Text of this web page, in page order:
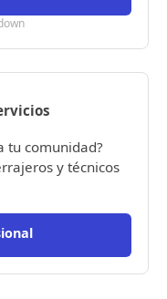
tu comunidad?
y técnicos